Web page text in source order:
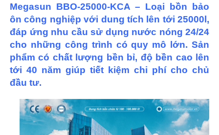
Megasun BBO-25000-KCA – Loại bồn bảo
ôn công nghiệp với dung tích lên tới 25000l,
đáp ứng nhu cầu sử dụng nước nóng 24/24
cho những công trình có quy mô lớn. Sản
phẩm có chất lượng bền bỉ, độ bền cao lên
tới 40 năm giúp tiết kiệm chi phí cho chủ
đầu tư.